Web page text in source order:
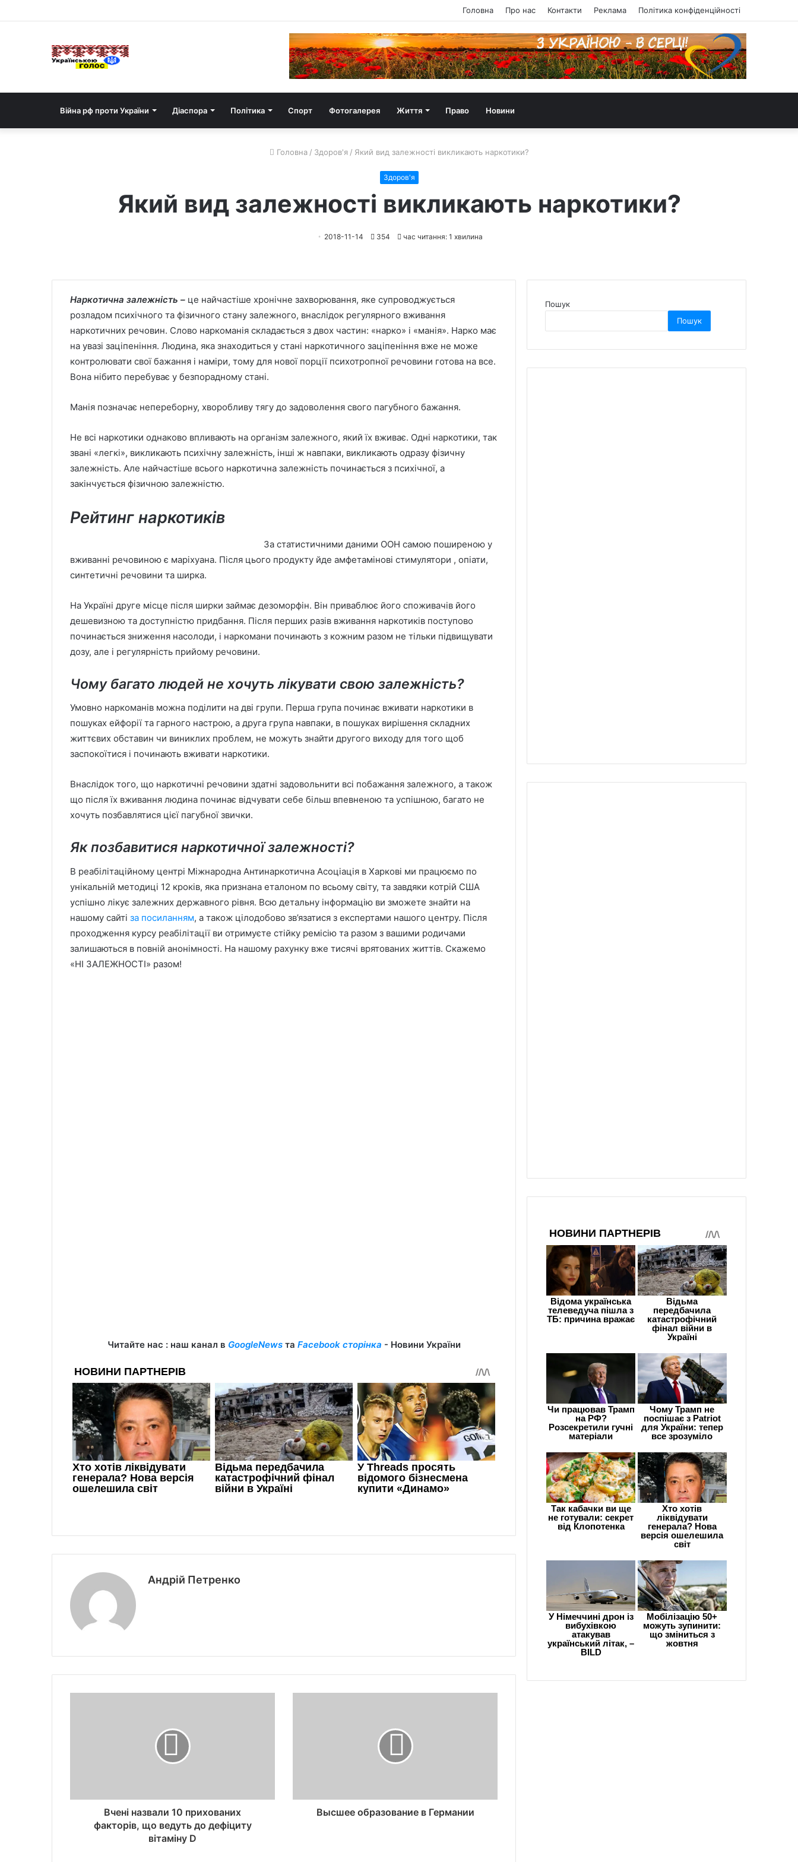
Головна Про нас Контакти Реклама Політика конфіденційності
Війна рф проти України Діаспора Політика Спорт Фотогалерея Життя Право Новини
Головна / Здоров'я / Який вид залежності викликають наркотики?
Здоров'я
Який вид залежності викликають наркотики?
2018-11-14 354 час читання: 1 хвилина
Наркотична залежність – це найчастіше хронічне захворювання, яке супроводжується
розладом психічного та фізичного стану залежного, внаслідок регулярного вживання
наркотичних речовин. Слово наркоманія складається з двох частин: «нарко» і «манія». Нарко має
на увазі заціпеніння. Людина, яка знаходиться у стані наркотичного заціпеніння вже не може
контролювати свої бажання і наміри, тому для нової порції психотропної речовини готова на все.
Вона нібито перебуває у безпорадному стані.
Манія позначає непереборну, хворобливу тягу до задоволення свого пагубного бажання.
Не всі наркотики однаково впливають на організм залежного, який їх вживає. Одні наркотики, так
звані «легкі», викликають психічну залежність, інші ж навпаки, викликають одразу фізичну
залежність. Але найчастіше всього наркотична залежність починається з психічної, а
закінчується фізичною залежністю.
Рейтинг наркотиків
За статистичними даними ООН самою поширеною у
вживанні речовиною є маріхуана. Після цього продукту йде амфетамінові стимулятори , опіати,
синтетичні речовини та ширка.
На Україні друге місце після ширки займає дезоморфін. Він приваблює його споживачів його
дешевизною та доступністю придбання. Після перших разів вживання наркотиків поступово
починається зниження насолоди, і наркомани починають з кожним разом не тільки підвищувати
дозу, але і регулярність прийому речовини.
Чому багато людей не хочуть лікувати свою залежність?
Умовно наркоманів можна поділити на дві групи. Перша група починає вживати наркотики в
пошуках ейфорії та гарного настрою, а друга група навпаки, в пошуках вирішення складних
життєвих обставин чи виниклих проблем, не можуть знайти другого виходу для того щоб
заспокоїтися і починають вживати наркотики.
Внаслідок того, що наркотичні речовини здатні задовольнити всі побажання залежного, а також
що після їх вживання людина починає відчувати себе більш впевненою та успішною, багато не
хочуть позбавлятися цієї пагубної звички.
Як позбавитися наркотичної залежності?
В реабілітаційному центрі Міжнародна Антинаркотична Асоціація в Харкові ми працюємо по
унікальній методиці 12 кроків, яка признана еталоном по всьому світу, та завдяки котрій США
успішно лікує залежних державного рівня. Всю детальну інформацію ви зможете знайти на
нашому сайті за посиланням, а також цілодобово зв’язатися з експертами нашого центру. Після
проходження курсу реабілітації ви отримуєте стійку ремісію та разом з вашими родичами
залишаються в повній анонімності. На нашому рахунку вже тисячі врятованих життів. Скажемо
«НІ ЗАЛЕЖНОСТІ» разом!
Читайте нас : наш канал в GoogleNewsта Facebook сторінка - Новини України
Андрій Петренко
Вчені назвали 10 прихованих
факторів, що ведуть до дефіциту
вітаміну D
Высшее образование в Германии
Пошук
Пошук